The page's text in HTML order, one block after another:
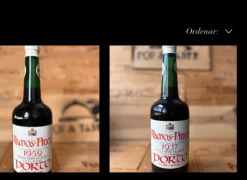
Ordenar: